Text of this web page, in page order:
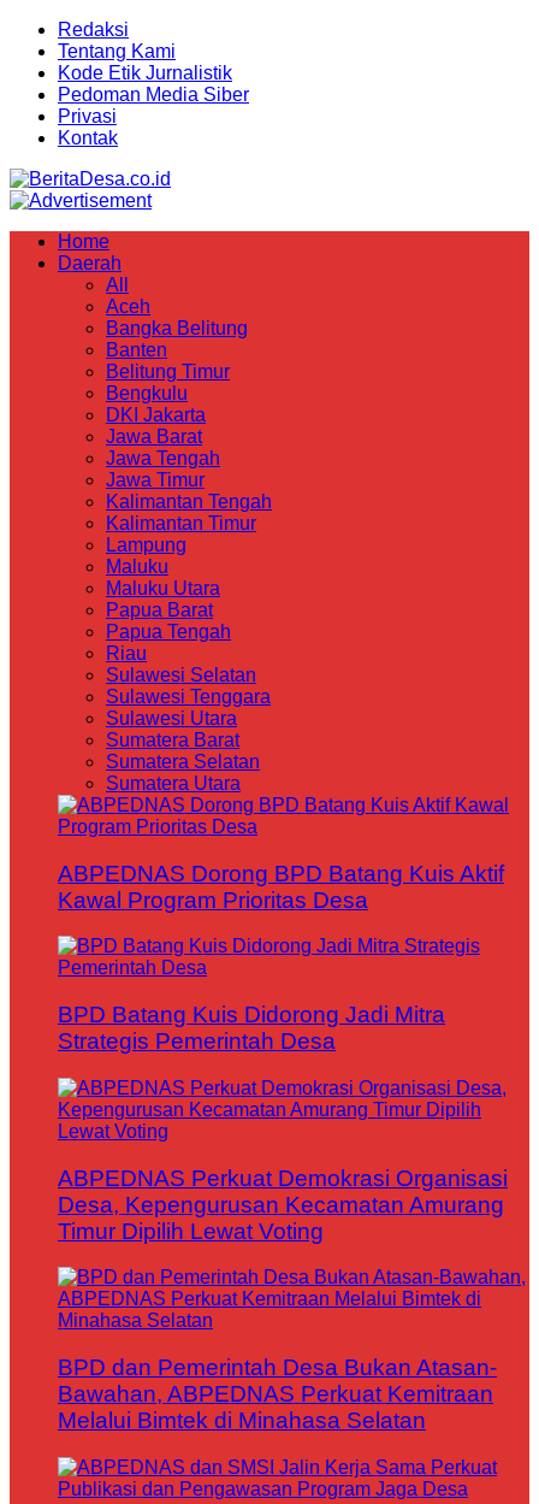
Redaksi
Tentang Kami
Kode Etik Jurnalistik
Pedoman Media Siber
Privasi
Kontak
Home
Daerah
All
Aceh
Bangka Belitung
Banten
Belitung Timur
Bengkulu
DKI Jakarta
Jawa Barat
Jawa Tengah
Jawa Timur
Kalimantan Tengah
Kalimantan Timur
Lampung
Maluku
Maluku Utara
Papua Barat
Papua Tengah
Riau
Sulawesi Selatan
Sulawesi Tenggara
Sulawesi Utara
Sumatera Barat
Sumatera Selatan
Sumatera Utara
ABPEDNAS Dorong BPD Batang Kuis Aktif
Kawal Program Prioritas Desa
BPD Batang Kuis Didorong Jadi Mitra
Strategis Pemerintah Desa
ABPEDNAS Perkuat Demokrasi Organisasi
Desa, Kepengurusan Kecamatan Amurang
Timur Dipilih Lewat Voting
BPD dan Pemerintah Desa Bukan Atasan-
Bawahan, ABPEDNAS Perkuat Kemitraan
Melalui Bimtek di Minahasa Selatan